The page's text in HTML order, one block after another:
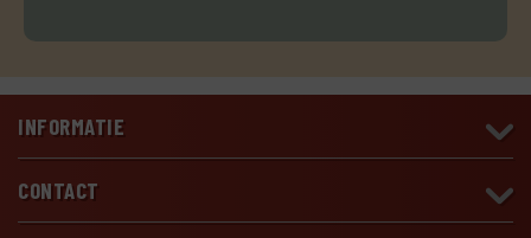
INFORMATIE
CONTACT